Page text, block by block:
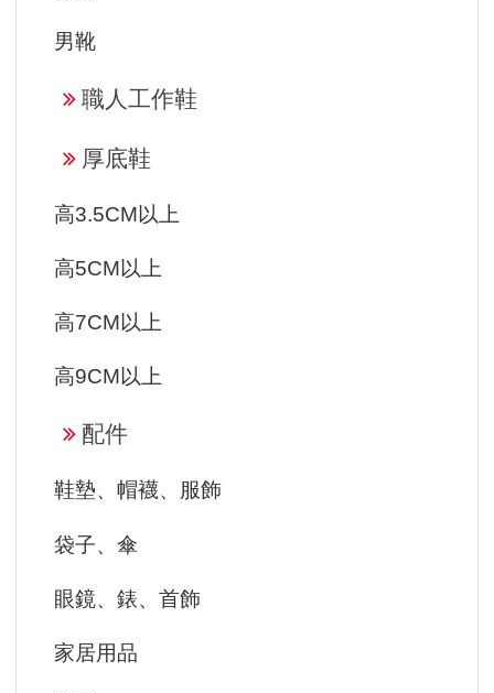
男靴
職人工作鞋
厚底鞋
高3.5CM以上
高5CM以上
高7CM以上
高9CM以上
配件
鞋墊、帽襪、服飾
袋子、傘
眼鏡、錶、首飾
家居用品